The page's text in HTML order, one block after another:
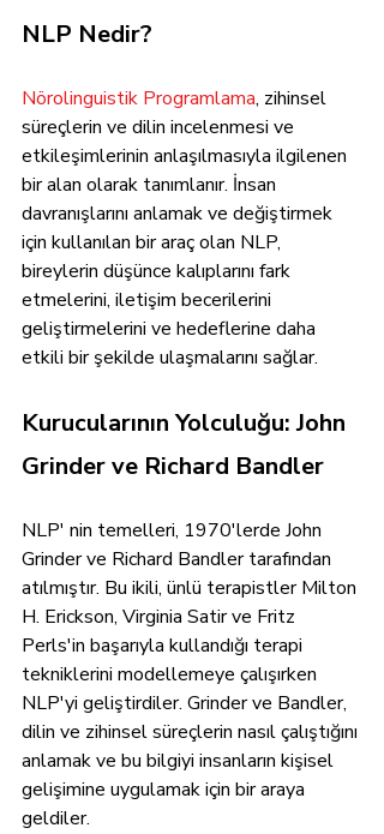
NLP Nedir?
Nörolinguistik Programlama, zihinsel
süreçlerin ve dilin incelenmesi ve
etkileşimlerinin anlaşılmasıyla ilgilenen
bir alan olarak tanımlanır. İnsan
davranışlarını anlamak ve değiştirmek
için kullanılan bir araç olan NLP,
bireylerin düşünce kalıplarını fark
etmelerini, iletişim becerilerini
geliştirmelerini ve hedeflerine daha
etkili bir şekilde ulaşmalarını sağlar.
Kurucularının Yolculuğu: John
Grinder ve Richard Bandler
NLP' nin temelleri, 1970'lerde John
Grinder ve Richard Bandler tarafından
atılmıştır. Bu ikili, ünlü terapistler Milton
H. Erickson, Virginia Satir ve Fritz
Perls'in başarıyla kullandığı terapi
tekniklerini modellemeye çalışırken
NLP'yi geliştirdiler. Grinder ve Bandler,
dilin ve zihinsel süreçlerin nasıl çalıştığını
anlamak ve bu bilgiyi insanların kişisel
gelişimine uygulamak için bir araya
geldiler.